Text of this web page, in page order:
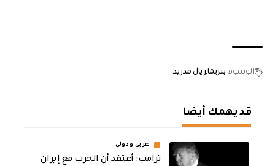
الوسوم بنزيماريال مدريد
قد يهمك أيضا
عربي ودولي
‏ترامب: أعتقد أن الحرب مع إيران